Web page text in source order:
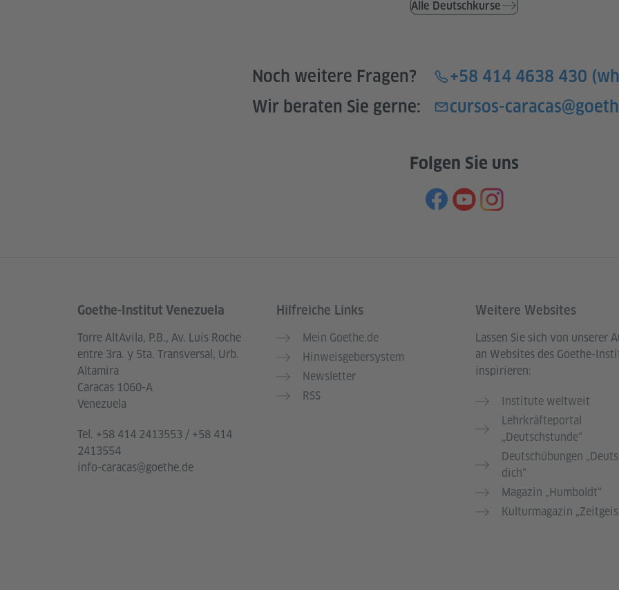
Alle Deutschkurse
Noch weitere Fragen?
+58 414 4638 430
Wir beraten Sie gerne:
cursos-
Folgen Sie uns
Service- und Informationsbereich
Goethe-Institut Venezuela
Torre AltAvila, P.B., Av. Luis Roche
entre 3ra. y 5ta. Transversal, Urb.
Altamira
Caracas 1060-A
Venezuela
Tel. +58 414 2413553 / +58 414
2413554
info-caracas@goethe.de
Hilfreiche Links
Mein Goethe.de
Hinweisgebersystem
Newsletter
RSS
Weitere Websites
Lassen Sie sich von unserer
an Websites des Goethe-
inspirieren:
Institute weltweit
Lehrkräfteportal
„Deutschstunde“
Deutschübungen
dich“
Magazin „Humboldt“
Kulturmagazin